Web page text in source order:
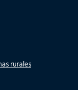
rurales